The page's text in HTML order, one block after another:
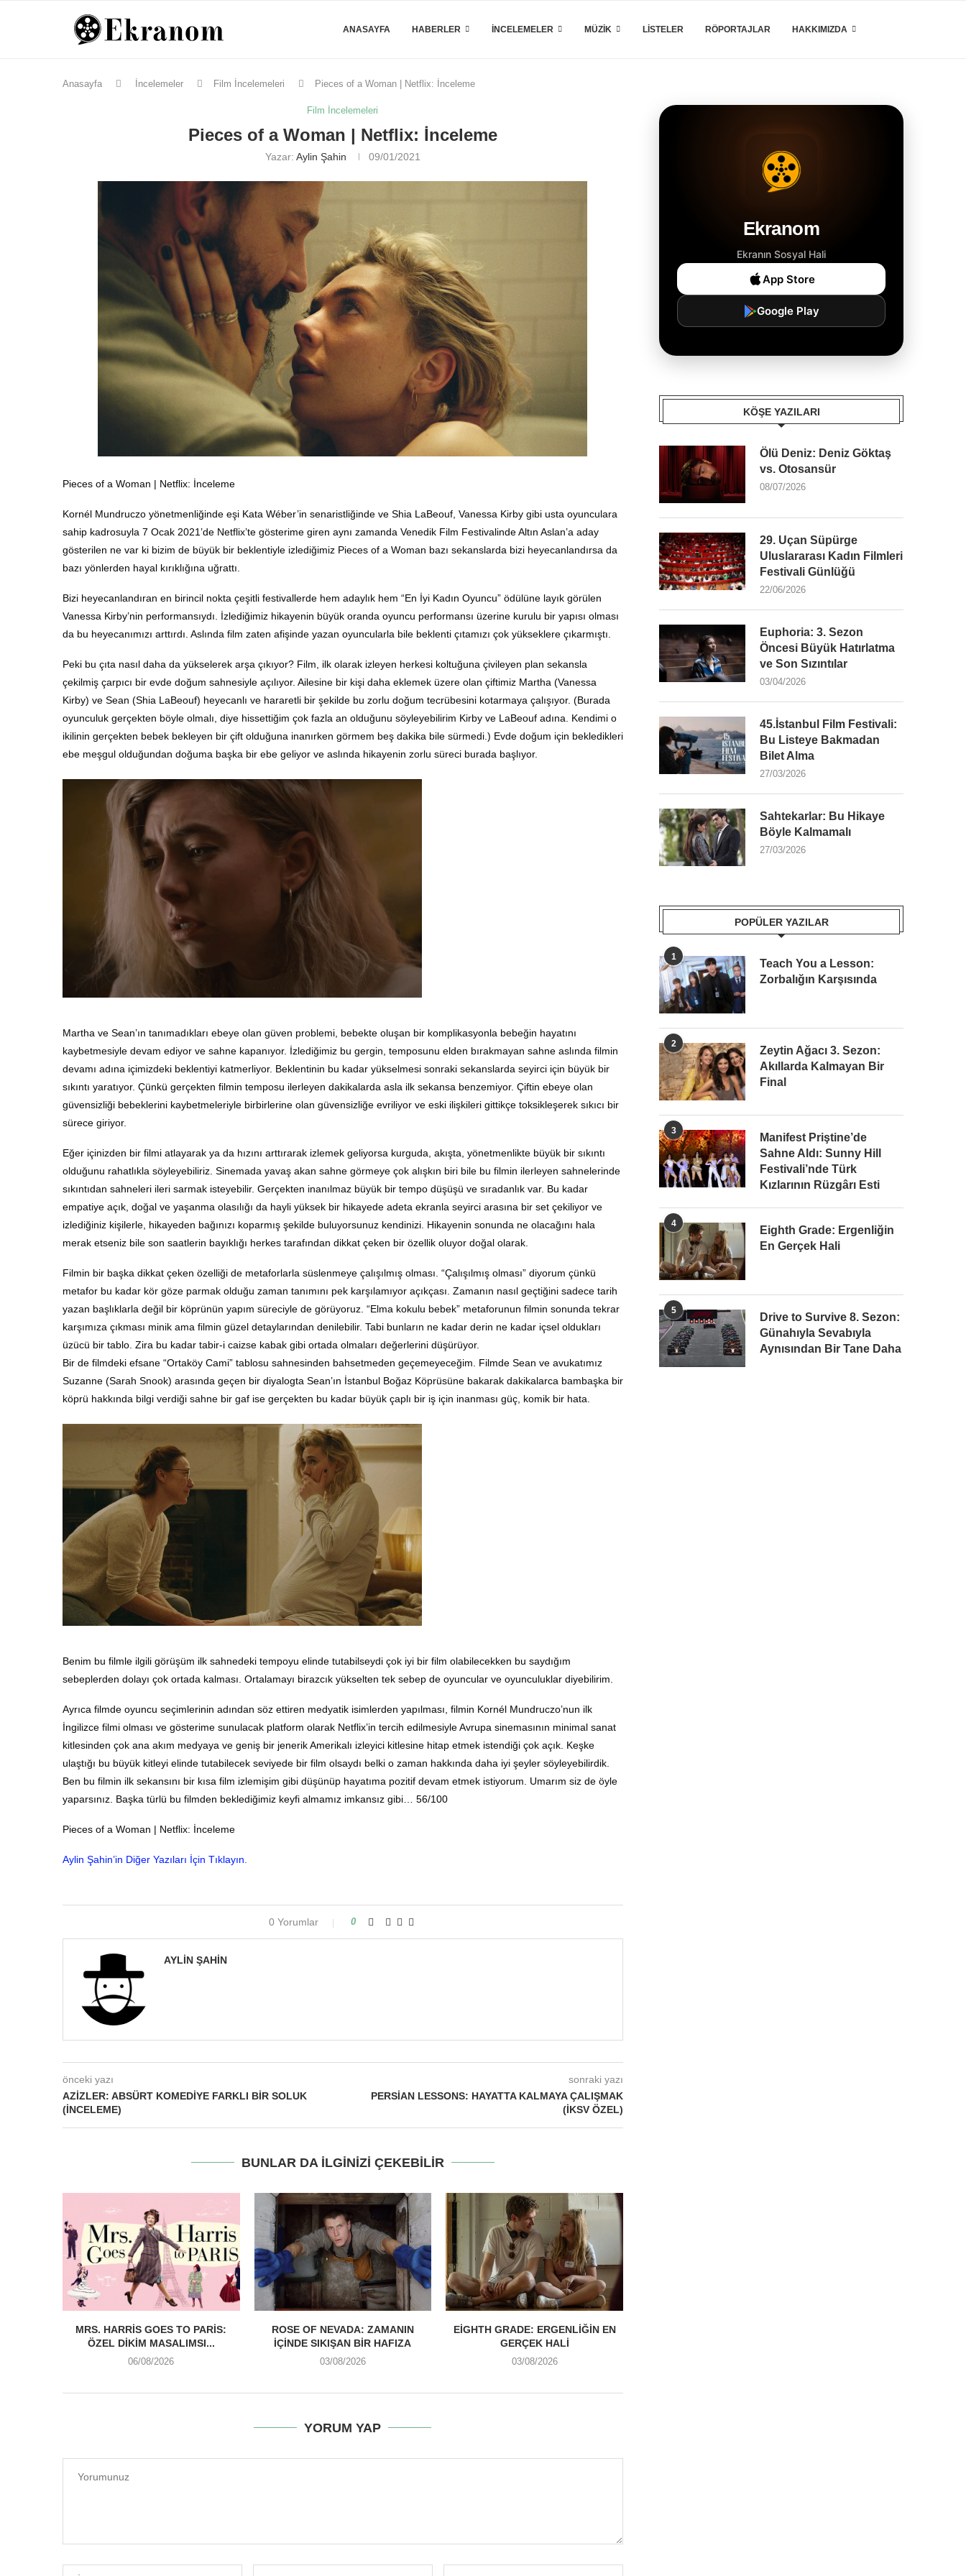
ANASAYFA HABERLER İNCELEMELER MÜZIK LISTELER RÖPORTAJLAR HAKKIMIZDA
Anasayfa İncelemeler Film İncelemeleri Pieces of a Woman | Netflix: İnceleme
Film İncelemeleri
Pieces of a Woman | Netflix: İnceleme
Yazar: Aylin Şahin 09/01/2021
Pieces of a Woman | Netflix: İnceleme
Kornél Mundruczo yönetmenliğinde eşi Kata Wéber’in senaristliğinde ve Shia LaBeouf, Vanessa Kirby gibi usta oyunculara
sahip kadrosuyla 7 Ocak 2021’de Netflix’te gösterime giren aynı zamanda Venedik Film Festivalinde Altın Aslan’a aday
gösterilen ne var ki bizim de büyük bir beklentiyle izlediğimiz Pieces of a Woman bazı sekanslarda bizi heyecanlandırsa da
bazı yönlerden hayal kırıklığına uğrattı.
Bizi heyecanlandıran en birincil nokta çeşitli festivallerde hem adaylık hem “En İyi Kadın Oyuncu” ödülüne layık görülen
Vanessa Kirby’nin performansıydı. İzlediğimiz hikayenin büyük oranda oyuncu performansı üzerine kurulu bir yapısı olması
da bu heyecanımızı arttırdı. Aslında film zaten afişinde yazan oyuncularla bile beklenti çıtamızı çok yükseklere çıkarmıştı.
Peki bu çıta nasıl daha da yükselerek arşa çıkıyor? Film, ilk olarak izleyen herkesi koltuğuna çivileyen plan sekansla
çekilmiş çarpıcı bir evde doğum sahnesiyle açılıyor. Ailesine bir kişi daha eklemek üzere olan çiftimiz Martha (Vanessa
Kirby) ve Sean (Shia LaBeouf) heyecanlı ve hararetli bir şekilde bu zorlu doğum tecrübesini kotarmaya çalışıyor. (Burada
oyunculuk gerçekten böyle olmalı, diye hissettiğim çok fazla an olduğunu söyleyebilirim Kirby ve LaBeouf adına. Kendimi o
ikilinin gerçekten bebek bekleyen bir çift olduğuna inanırken görmem beş dakika bile sürmedi.) Evde doğum için bekledikleri
ebe meşgul olduğundan doğuma başka bir ebe geliyor ve aslında hikayenin zorlu süreci burada başlıyor.
Martha ve Sean’ın tanımadıkları ebeye olan güven problemi, bebekte oluşan bir komplikasyonla bebeğin hayatını
kaybetmesiyle devam ediyor ve sahne kapanıyor. İzlediğimiz bu gergin, temposunu elden bırakmayan sahne aslında filmin
devamı adına içimizdeki beklentiyi katmerliyor. Beklentinin bu kadar yükselmesi sonraki sekanslarda seyirci için büyük bir
sıkıntı yaratıyor. Çünkü gerçekten filmin temposu ilerleyen dakikalarda asla ilk sekansa benzemiyor. Çiftin ebeye olan
güvensizliği bebeklerini kaybetmeleriyle birbirlerine olan güvensizliğe evriliyor ve eski ilişkileri gittikçe toksikleşerek sıkıcı bir
sürece giriyor.
Eğer içinizden bir filmi atlayarak ya da hızını arttırarak izlemek geliyorsa kurguda, akışta, yönetmenlikte büyük bir sıkıntı
olduğunu rahatlıkla söyleyebiliriz. Sinemada yavaş akan sahne görmeye çok alışkın biri bile bu filmin ilerleyen sahnelerinde
sıkıntıdan sahneleri ileri sarmak isteyebilir. Gerçekten inanılmaz büyük bir tempo düşüşü ve sıradanlık var. Bu kadar
empatiye açık, doğal ve yaşanma olasılığı da hayli yüksek bir hikayede adeta ekranla seyirci arasına bir set çekiliyor ve
izlediğiniz kişilerle, hikayeden bağınızı koparmış şekilde buluyorsunuz kendinizi. Hikayenin sonunda ne olacağını hala
merak etseniz bile son saatlerin bayıklığı herkes tarafından dikkat çeken bir özellik oluyor doğal olarak.
Filmin bir başka dikkat çeken özelliği de metaforlarla süslenmeye çalışılmış olması. “Çalışılmış olması” diyorum çünkü
metafor bu kadar kör göze parmak olduğu zaman tanımını pek karşılamıyor açıkçası. Zamanın nasıl geçtiğini sadece tarih
yazan başlıklarla değil bir köprünün yapım süreciyle de görüyoruz. “Elma kokulu bebek” metaforunun filmin sonunda tekrar
karşımıza çıkması minik ama filmin güzel detaylarından denilebilir. Tabi bunların ne kadar derin ne kadar içsel oldukları
üzücü bir tablo. Zira bu kadar tabir-i caizse kabak gibi ortada olmaları değerlerini düşürüyor.
Bir de filmdeki efsane “Ortaköy Cami” tablosu sahnesinden bahsetmeden geçemeyeceğim. Filmde Sean ve avukatımız
Suzanne (Sarah Snook) arasında geçen bir diyalogta Sean’ın İstanbul Boğaz Köprüsüne bakarak dakikalarca bambaşka bir
köprü hakkında bilgi verdiği sahne bir gaf ise gerçekten bu kadar büyük çaplı bir iş için inanması güç, komik bir hata.
Benim bu filmle ilgili görüşüm ilk sahnedeki tempoyu elinde tutabilseydi çok iyi bir film olabilecekken bu saydığım
sebeplerden dolayı çok ortada kalması. Ortalamayı birazcık yükselten tek sebep de oyuncular ve oyunculuklar diyebilirim.
Ayrıca filmde oyuncu seçimlerinin adından söz ettiren medyatik isimlerden yapılması, filmin Kornél Mundruczo’nun ilk
İngilizce filmi olması ve gösterime sunulacak platform olarak Netflix’in tercih edilmesiyle Avrupa sinemasının minimal sanat
kitlesinden çok ana akım medyaya ve geniş bir jenerik Amerikalı izleyici kitlesine hitap etmek istendiği çok açık. Keşke
ulaştığı bu büyük kitleyi elinde tutabilecek seviyede bir film olsaydı belki o zaman hakkında daha iyi şeyler söyleyebilirdik.
Ben bu filmin ilk sekansını bir kısa film izlemişim gibi düşünüp hayatıma pozitif devam etmek istiyorum. Umarım siz de öyle
yaparsınız. Başka türlü bu filmden beklediğimiz keyfi almamız imkansız gibi… 56/100
Pieces of a Woman | Netflix: İnceleme
Aylin Şahin’in Diğer Yazıları İçin Tıklayın.
0 Yorumlar 0
AYLIN ŞAHIN
önceki yazı
AZIZLER: ABSÜRT KOMEDIYE FARKLI BIR SOLUK
(İNCELEME)
sonraki yazı
PERSIAN LESSONS: HAYATTA KALMAYA ÇALIŞMAK
(İKSV ÖZEL)
BUNLAR DA ILGINIZI ÇEKEBILIR
MRS. HARRIS GOES TO PARIS:
ÖZEL DIKIM MASALIMSI...
06/08/2026
ROSE OF NEVADA: ZAMANIN
İÇINDE SIKIŞAN BIR HAFIZA
03/08/2026
EIGHTH GRADE: ERGENLIĞIN EN
GERÇEK HALI
03/08/2026
YORUM YAP
Ekranom
Ekranın Sosyal Hali
App Store
Google Play
KÖŞE YAZILARI
Ölü Deniz: Deniz Göktaş
vs. Otosansür
08/07/2026
29. Uçan Süpürge
Uluslararası Kadın Filmleri
Festivali Günlüğü
22/06/2026
Euphoria: 3. Sezon
Öncesi Büyük Hatırlatma
ve Son Sızıntılar
03/04/2026
45.İstanbul Film Festivali:
Bu Listeye Bakmadan
Bilet Alma
27/03/2026
Sahtekarlar: Bu Hikaye
Böyle Kalmamalı
27/03/2026
POPÜLER YAZILAR
1
Teach You a Lesson:
Zorbalığın Karşısında
2
Zeytin Ağacı 3. Sezon:
Akıllarda Kalmayan Bir
Final
3
Manifest Priştine’de
Sahne Aldı: Sunny Hill
Festivali’nde Türk
Kızlarının Rüzgârı Esti
4
Eighth Grade: Ergenliğin
En Gerçek Hali
5
Drive to Survive 8. Sezon:
Günahıyla Sevabıyla
Aynısından Bir Tane Daha